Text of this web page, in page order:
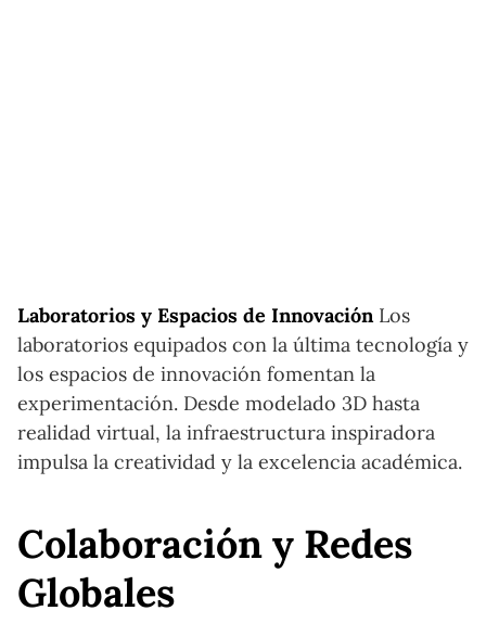
Laboratorios y Espacios de InnovaciónLos
laboratorios equipados con la última tecnología y
los espacios de innovación fomentan la
experimentación. Desde modelado 3D hasta
realidad virtual, la infraestructura inspiradora
impulsa la creatividad y la excelencia académica.
Colaboración y Redes
Globales